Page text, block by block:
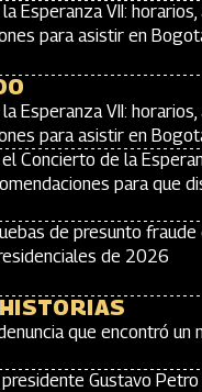
Esperanza VII:
para asistir en
Esperanza VII:
para asistir en
Concierto de la
para que
de presunto
de 2026
que encontró un
Gustavo